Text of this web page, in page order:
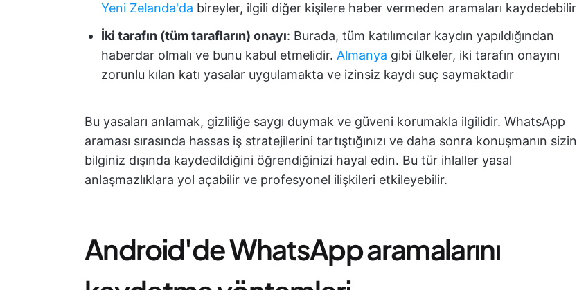
Yeni Zelanda'da bireyler, ilgili diğer kişilere haber vermeden aramaları kaydedebilir
İki tarafın (tüm tarafların) onayı: Burada, tüm katılımcılar kaydın yapıldığından
haberdar olmalı ve bunu kabul etmelidir. Almanya gibi ülkeler, iki tarafın onayını
zorunlu kılan katı yasalar uygulamakta ve izinsiz kaydı suç saymaktadır
Bu yasaları anlamak, gizliliğe saygı duymak ve güveni korumakla ilgilidir. WhatsApp
araması sırasında hassas iş stratejilerini tartıştığınızı ve daha sonra konuşmanın sizin
bilginiz dışında kaydedildiğini öğrendiğinizi hayal edin. Bu tür ihlaller yasal
anlaşmazlıklara yol açabilir ve profesyonel ilişkileri etkileyebilir.
Android'de WhatsApp aramalarını